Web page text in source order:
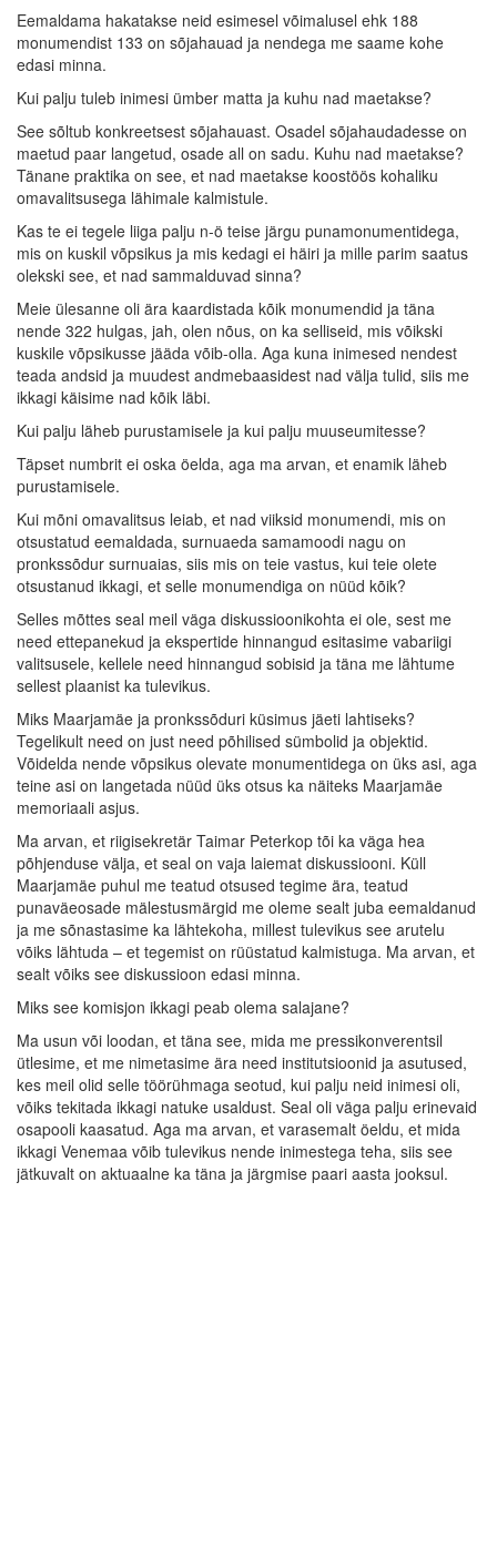
Eemaldama hakatakse neid esimesel võimalusel ehk 188
monumendist 133 on sõjahauad ja nendega me saame kohe
edasi minna.
Kui palju tuleb inimesi ümber matta ja kuhu nad maetakse?
See sõltub konkreetsest sõjahauast. Osadel sõjahaudadesse on
maetud paar langetud, osade all on sadu. Kuhu nad maetakse?
Tänane praktika on see, et nad maetakse koostöös kohaliku
omavalitsusega lähimale kalmistule.
Kas te ei tegele liiga palju n-ö teise järgu punamonumentidega,
mis on kuskil võpsikus ja mis kedagi ei häiri ja mille parim saatus
olekski see, et nad sammalduvad sinna?
Meie ülesanne oli ära kaardistada kõik monumendid ja täna
nende 322 hulgas, jah, olen nõus, on ka selliseid, mis võikski
kuskile võpsikusse jääda võib-olla. Aga kuna inimesed nendest
teada andsid ja muudest andmebaasidest nad välja tulid, siis me
ikkagi käisime nad kõik läbi.
Kui palju läheb purustamisele ja kui palju muuseumitesse?
Täpset numbrit ei oska öelda, aga ma arvan, et enamik läheb
purustamisele.
Kui mõni omavalitsus leiab, et nad viiksid monumendi, mis on
otsustatud eemaldada, surnuaeda samamoodi nagu on
pronkssõdur surnuaias, siis mis on teie vastus, kui teie olete
otsustanud ikkagi, et selle monumendiga on nüüd kõik?
Selles mõttes seal meil väga diskussioonikohta ei ole, sest me
need ettepanekud ja ekspertide hinnangud esitasime vabariigi
valitsusele, kellele need hinnangud sobisid ja täna me lähtume
sellest plaanist ka tulevikus.
Miks Maarjamäe ja pronkssõduri küsimus jäeti lahtiseks?
Tegelikult need on just need põhilised sümbolid ja objektid.
Võidelda nende võpsikus olevate monumentidega on üks asi, aga
teine asi on langetada nüüd üks otsus ka näiteks Maarjamäe
memoriaali asjus.
Ma arvan, et riigisekretär Taimar Peterkop tõi ka väga hea
põhjenduse välja, et seal on vaja laiemat diskussiooni. Küll
Maarjamäe puhul me teatud otsused tegime ära, teatud
punaväeosade mälestusmärgid me oleme sealt juba eemaldanud
ja me sõnastasime ka lähtekoha, millest tulevikus see arutelu
võiks lähtuda – et tegemist on rüüstatud kalmistuga. Ma arvan, et
sealt võiks see diskussioon edasi minna.
Miks see komisjon ikkagi peab olema salajane?
Ma usun või loodan, et täna see, mida me pressikonverentsil
ütlesime, et me nimetasime ära need institutsioonid ja asutused,
kes meil olid selle töörühmaga seotud, kui palju neid inimesi oli,
võiks tekitada ikkagi natuke usaldust. Seal oli väga palju erinevaid
osapooli kaasatud. Aga ma arvan, et varasemalt öeldu, et mida
ikkagi Venemaa võib tulevikus nende inimestega teha, siis see
jätkuvalt on aktuaalne ka täna ja järgmise paari aasta jooksul.